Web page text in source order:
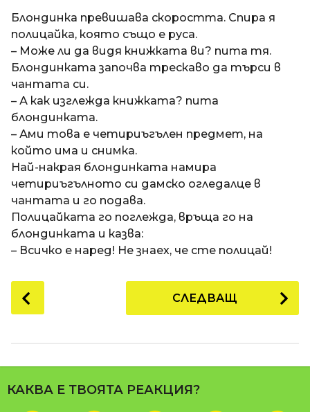
п
р
е
д
и
1
8
г
о
д
и
н
и
п
р
д
t
i
Блондинка превишава скоростта. Спира я
полицайка, която също е руса.
– Може ли да видя книжката ви? пита тя.
Блондинката започва трескаво да търси в
чантата си.
– А как изглежда книжката? пита
блондинката.
– Ами това е четириъгълен предмет, на
който има и снимка.
Най-накрая блондинката намира
четириъгълното си дамско огледалце в
чантата и го подава.
Полицайката го поглежда, връща го на
блондинката и казва:
– Всичко е наред! Не знаех, че сте полицай!
o
P
a
g
СЛЕДВАЩ
КАКВА Е ТВОЯТА РЕАКЦИЯ?